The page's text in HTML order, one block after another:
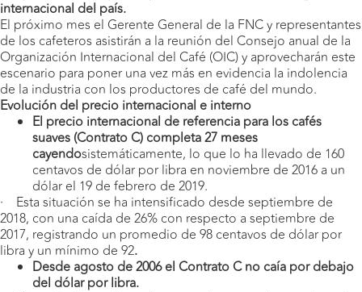
internacional del país.
El próximo mes el Gerente General de la FNC y representantes
de los cafeteros asistirán a la reunión del Consejo anual de la
Organización Internacional del Café (OIC) y aprovecharán este
escenario para poner una vez más en evidencia la indolencia
de la industria con los productores de café del mundo.
Evolución del precio internacional e interno
El precio internacional de referencia para los cafés
suaves (Contrato C) completa 27 meses
cayendosistemáticamente, lo que lo ha llevado de 160
centavos de dólar por libra en noviembre de 2016 a un
dólar el 19 de febrero de 2019.
· Esta situación se ha intensificado desde septiembre de
2018, con una caída de 26% con respecto a septiembre de
2017, registrando un promedio de 98 centavos de dólar por
libra y un mínimo de 92.
Desde agosto de 2006 el Contrato C no caía por debajo
del dólar por libra.